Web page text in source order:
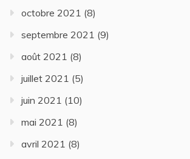
octobre 2021 (8)
septembre 2021 (9)
août 2021 (8)
juillet 2021 (5)
juin 2021 (10)
mai 2021 (8)
avril 2021 (8)